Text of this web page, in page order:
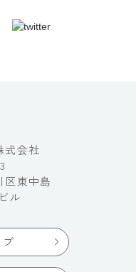
式会社
区東中島
ル
プ